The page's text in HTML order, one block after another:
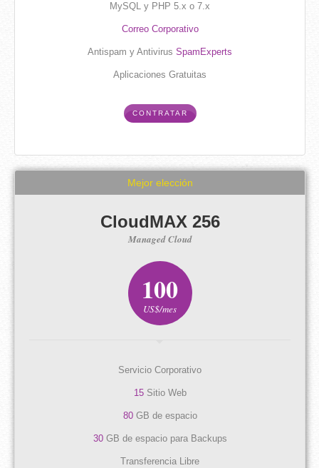
MySQL y PHP 5.x o 7.x
Correo Corporativo
Antispam y AntivirusSpamExperts
Aplicaciones Gratuitas
CONTRATAR
Mejor elección
CloudMAX 256
Managed Cloud
100
US$/mes
Servicio Corporativo
15 Sitio Web
80 GB de espacio
30 GB de espacio para Backups
Transferencia Libre